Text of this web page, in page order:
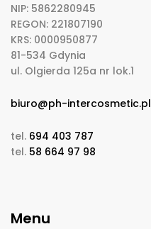
NIP: 5862280945
REGON: 221807190
KRS: 0000950877
81-534 Gdynia
ul. Olgierda 125a nr lok.1
biuro@ph-intercosmetic.pl
tel. 694 403 787
tel. 58 664 97 98
Menu